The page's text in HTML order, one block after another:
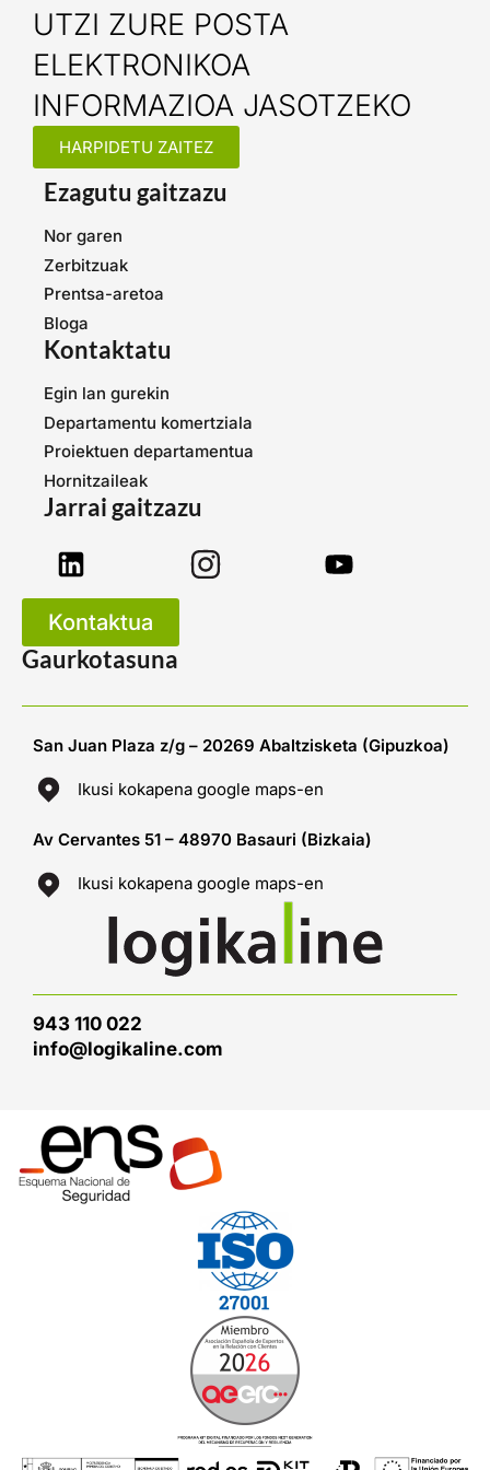
UTZI ZURE POSTA
ELEKTRONIKOA
INFORMAZIOA JASOTZEKO
HARPIDETU ZAITEZ
Ezagutu gaitzazu
Nor garen
Zerbitzuak
Prentsa-aretoa
Bloga
Kontaktatu
Egin lan gurekin
Departamentu komertziala
Proiektuen departamentua
Hornitzaileak
Jarrai gaitzazu
Kontaktua
Gaurkotasuna
San Juan Plaza z/g – 20269 Abaltzisketa (Gipuzkoa)
Ikusi kokapena google maps-en
Av Cervantes 51 – 48970 Basauri (Bizkaia)
Ikusi kokapena google maps-en
943 110 022
info@logikaline.com